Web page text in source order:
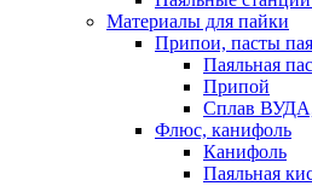
Материалы для пайки
Припои, пасты
Паяльная
Припой
Сплав
Флюс, канифоль
Канифоль
Паяльная